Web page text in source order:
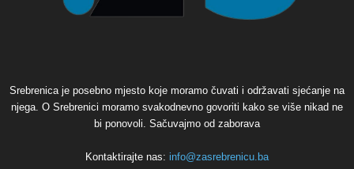
Srebrenica je posebno mjesto koje moramo čuvati i održavati sjećanje na
njega. O Srebrenici moramo svakodnevno govoriti kako se više nikad ne
bi ponovoli. Sačuvajmo od zaborava
Kontaktirajte nas: info@zasrebrenicu.ba